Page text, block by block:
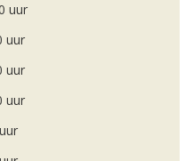
uur
uur
uur
uur